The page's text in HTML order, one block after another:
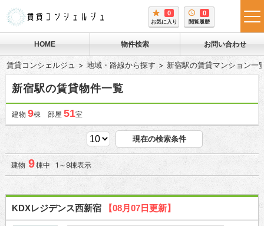
0
お気に入り
0
閲覧履歴
HOME 物件検索 お問い合わせ
賃貸コンシェルジュ 地域・路線から探す 新宿駅の賃貸マンション一
新宿駅の賃貸物件一覧
建物 9棟 部屋 51室
現在の検索条件
建物 9棟中 1～9棟表示
KDXレジデンス西新宿 【08月07日更新】